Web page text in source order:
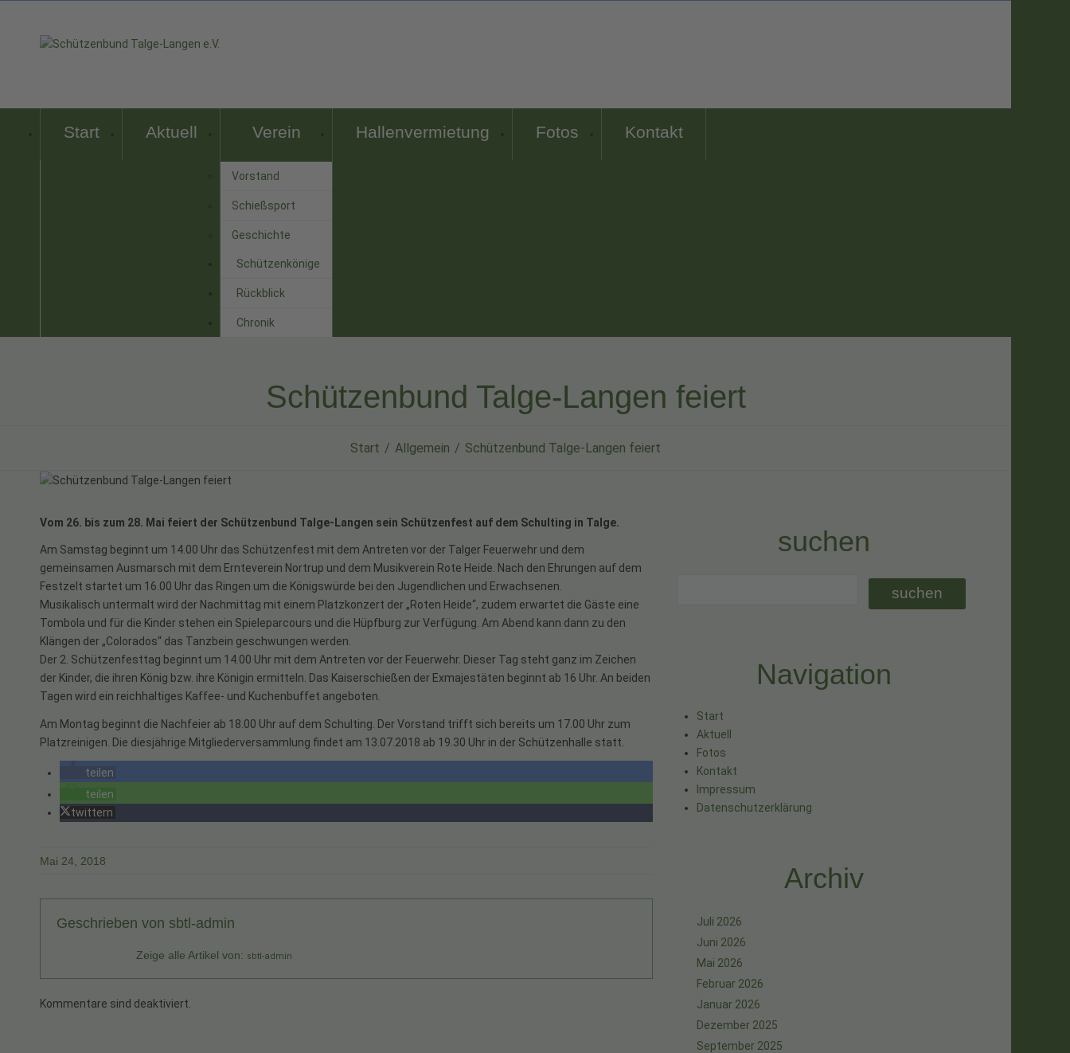
Start Aktuell Verein
Vorstand
Schießsport
Geschichte
Schützenkönige
Rückblick
Chronik
Hallenvermietung Fotos Kontakt
Schützenbund Talge-Langen feiert
Start Allgemein Schützenbund Talge-Langen feiert
Vom 26. bis zum 28. Mai feiert der Schützenbund Talge-Langen sein Schützenfest auf dem Schulting in Talge.
Am Samstag beginnt um 14.00 Uhr das Schützenfest mit dem Antreten vor der Talger Feuerwehr und dem
gemeinsamen Ausmarsch mit dem Ernteverein Nortrup und dem Musikverein Rote Heide. Nach den Ehrungen auf dem
Festzelt startet um 16.00 Uhr das Ringen um die Königswürde bei den Jugendlichen und Erwachsenen.
Musikalisch untermalt wird der Nachmittag mit einem Platzkonzert der „Roten Heide“, zudem erwartet die Gäste eine
Tombola und für die Kinder stehen ein Spieleparcours und die Hüpfburg zur Verfügung. Am Abend kann dann zu den
Klängen der „Colorados“ das Tanzbein geschwungen werden.
Der 2. Schützenfesttag beginnt um 14.00 Uhr mit dem Antreten vor der Feuerwehr. Dieser Tag steht ganz im Zeichen
der Kinder, die ihren König bzw. ihre Königin ermitteln. Das Kaiserschießen der Exmajestäten beginnt ab 16 Uhr. An beiden
Tagen wird ein reichhaltiges Kaffee- und Kuchenbuffet angeboten.
Am Montag beginnt die Nachfeier ab 18.00 Uhr auf dem Schulting. Der Vorstand trifft sich bereits um 17.00 Uhr zum
Platzreinigen. Die diesjährige Mitgliederversammlung findet am 13.07.2018 ab 19.30 Uhr in der Schützenhalle statt.
teilen
teilen
twittern
Mai 24, 2018
Geschrieben von sbtl-admin
Zeige alle Artikel von: sbtl-admin
Kommentare sind deaktiviert.
suchen
Navigation
Start
Aktuell
Fotos
Kontakt
Impressum
Datenschutzerklärung
Archiv
Juli 2026
Juni 2026
Mai 2026
Februar 2026
Januar 2026
Dezember 2025
September 2025